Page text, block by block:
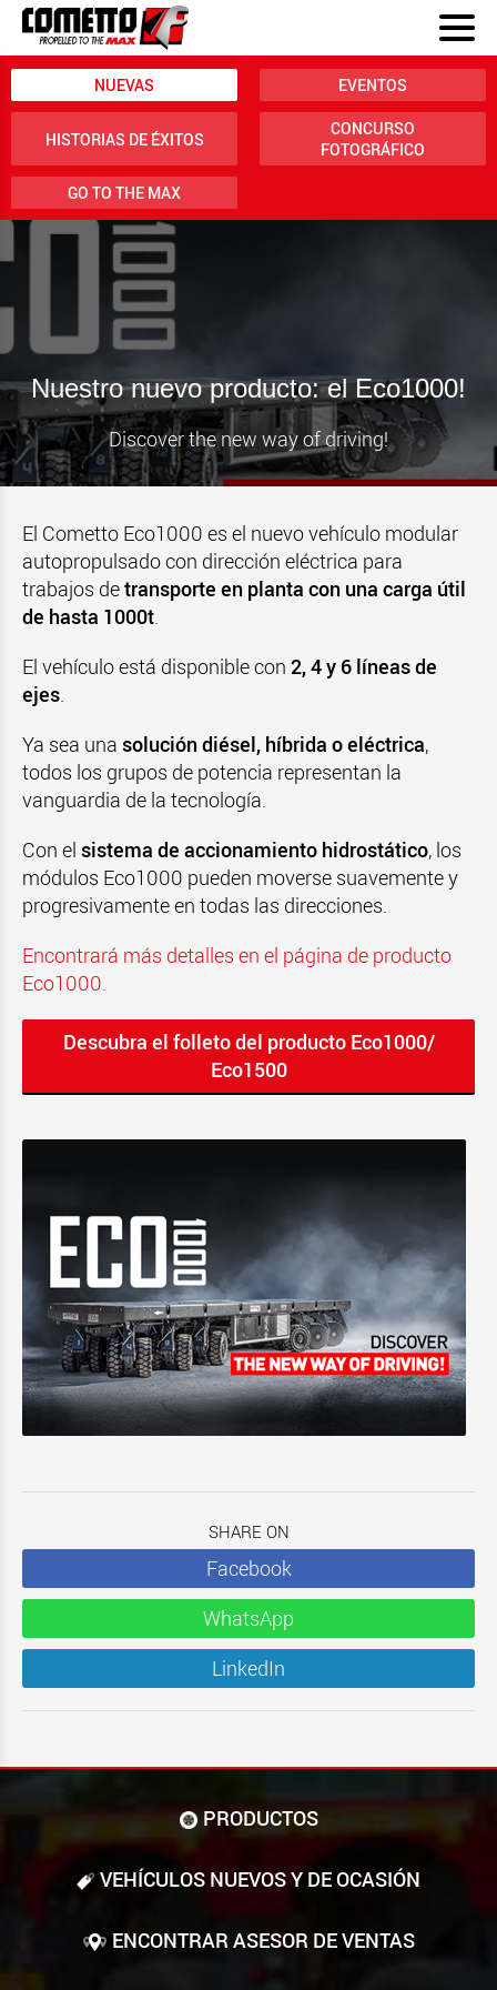
NUEVAS EVENTOS
HISTORIAS DE ÉXITOS
CONCURSO
FOTOGRÁFICO
GO TO THE MAX
Nuestro nuevo producto: el Eco1000!
Discover the new way of driving!
El Cometto Eco1000 es el nuevo vehículo modular
autopropulsado con dirección eléctrica para
trabajos detransporte en planta con una carga útil
de hasta 1000t.
El vehículo está disponible con 2, 4 y 6 líneas de
ejes.
Ya sea una solución diésel, híbrida o eléctrica,
todos los grupos de potencia representan la
vanguardia de la tecnología.
Con el sistema de accionamiento hidrostático, los
módulos Eco1000 pueden moverse suavemente y
progresivamente en todas las direcciones.
Encontrará más detalles en el página de producto
Eco1000.
Descubra el folleto del producto Eco1000/
Eco1500
SHARE ON
Facebook
WhatsApp
LinkedIn
PRODUCTOS
VEHÍCULOS NUEVOS Y DE OCASIÓN
ENCONTRAR ASESOR DE VENTAS